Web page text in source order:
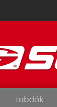
Labdák